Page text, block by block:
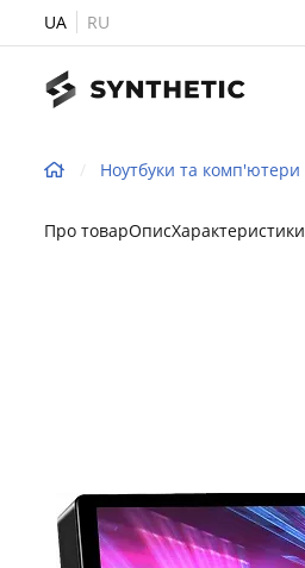
UA RU
Ноутбуки та комп'ютери
Про товарОписХарактеристики